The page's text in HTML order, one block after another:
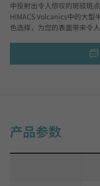
中投射出令人惊叹的斑驳斑点
HIMACS Volcanics中的大型
色选择，为您的表面带来令
产品参数